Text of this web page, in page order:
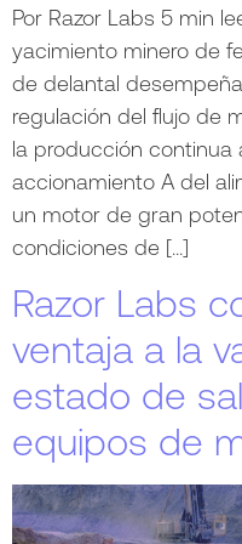
Por Razor Labs 5 min
yacimiento minero de
de delantal
regulación del flujo de
la producción continua
accionamiento A del
un motor de gran
condiciones de […]
Razor Labs
ventaja a la
estado de
equipos de